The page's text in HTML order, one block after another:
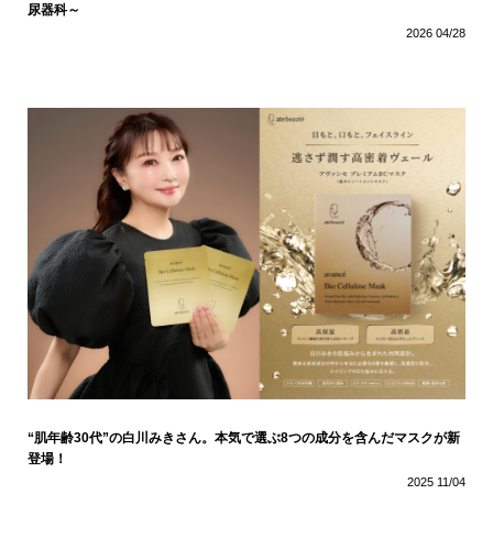
尿器科～
2026 04/28
“肌年齢30代”の白川みきさん。本気で選ぶ8つの成分を含んだマスクが新
登場！
2025 11/04